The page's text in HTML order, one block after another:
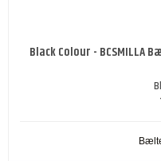
Black Colour - BCSMILLA